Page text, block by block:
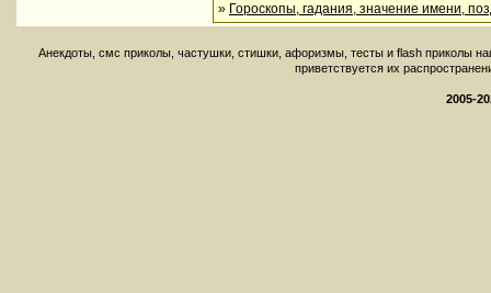
» Гороскопы, гадания, значение имени,
Aнекдоты, смс приколы, частушки, стишки, афоризмы, тесты и flash приколы
приветствуется их
2005-